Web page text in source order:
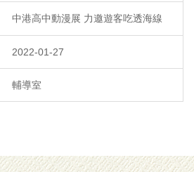
中港高中動漫展 力邀遊客吃透海線
2022-01-27
輔導室